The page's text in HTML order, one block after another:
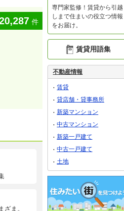
件
ま。
専門家監修！賃貸から引越
しまで住まいの役立つ情報
をお届け。
賃貸用語集
不動産情報
賃貸
貸店舗・貸事務所
新築マンション
中古マンション
新築一戸建て
中古一戸建て
土地